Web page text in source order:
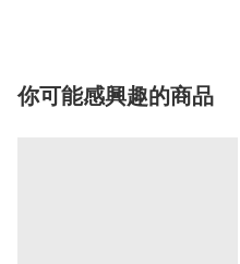
你可能感興趣的商品